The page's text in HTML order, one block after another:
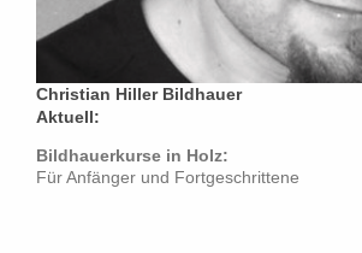
Christian Hiller Bildhauer
Aktuell:
Bildhauerkurse in Holz:
Für Anfänger und Fortgeschrittene